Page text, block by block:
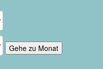
Gehe zu Monat